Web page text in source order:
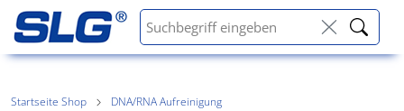
Startseite Shop DNA/RNA Aufreinigung